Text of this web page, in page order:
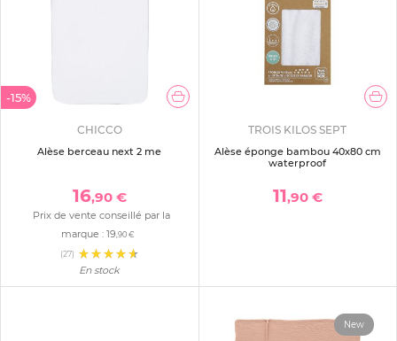
-15%
CHICCO
Alèse berceau next 2 me
16,90 €
Prix de vente conseillé par la
marque : 19,90 €
(27)
En stock
TROIS KILOS SEPT
Alèse éponge bambou 40x80 cm
waterproof
11,90 €
New